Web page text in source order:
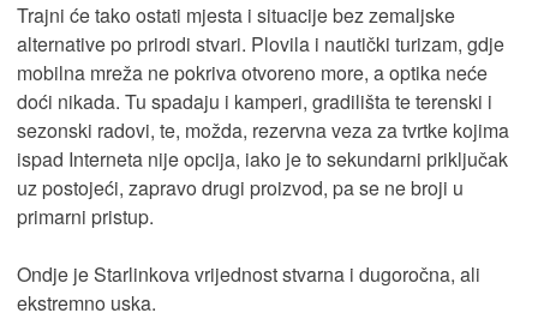
Trajni će tako ostati mjesta i situacije bez zemaljske
alternative po prirodi stvari. Plovila i nautički turizam, gdje
mobilna mreža ne pokriva otvoreno more, a optika neće
doći nikada. Tu spadaju i kamperi, gradilišta te terenski i
sezonski radovi, te, možda, rezervna veza za tvrtke kojima
ispad Interneta nije opcija, iako je to sekundarni priključak
uz postojeći, zapravo drugi proizvod, pa se ne broji u
primarni pristup.
Ondje je Starlinkova vrijednost stvarna i dugoročna, ali
ekstremno uska.